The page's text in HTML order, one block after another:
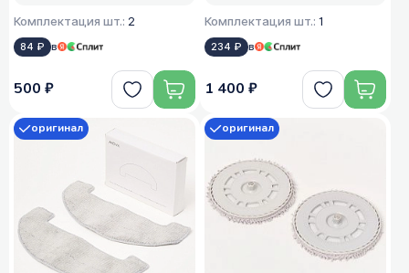
Комплектация шт.: 2
84 ₽ в
500 ₽
Комплектация шт.: 1
234 ₽ в
1 400 ₽
оригинал оригинал